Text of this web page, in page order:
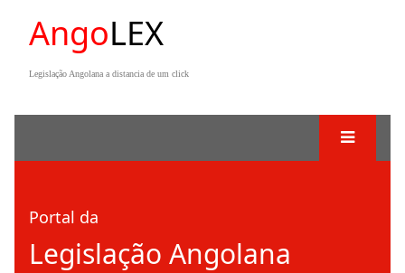
AngoLEX
Legislação Angolana a distancia de um click
Portal da
Legislação Angolana